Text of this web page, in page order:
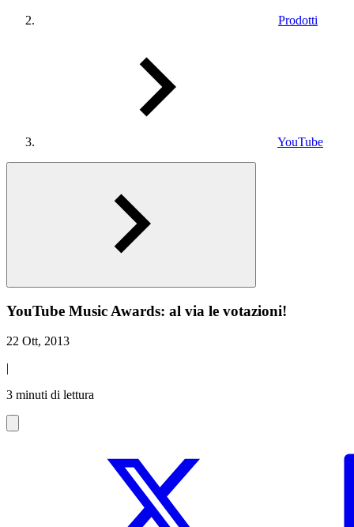
Prodotti
YouTube
YouTube Music Awards: al via le votazioni!
22 Ott, 2013
|
3 minuti di lettura